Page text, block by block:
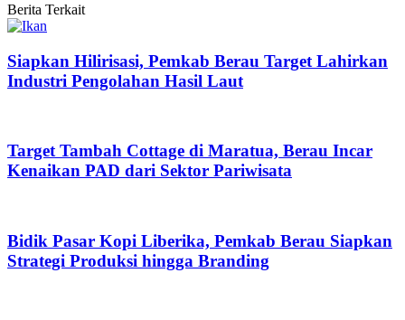
Berita Terkait
Siapkan Hilirisasi, Pemkab Berau Target Lahirkan
Industri Pengolahan Hasil Laut
Target Tambah Cottage di Maratua, Berau Incar
Kenaikan PAD dari Sektor Pariwisata
Bidik Pasar Kopi Liberika, Pemkab Berau Siapkan
Strategi Produksi hingga Branding